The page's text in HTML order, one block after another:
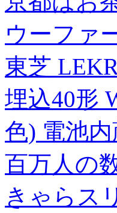
ウーファ
東芝
埋込40形
色) 電池
百万人の
きゃらス